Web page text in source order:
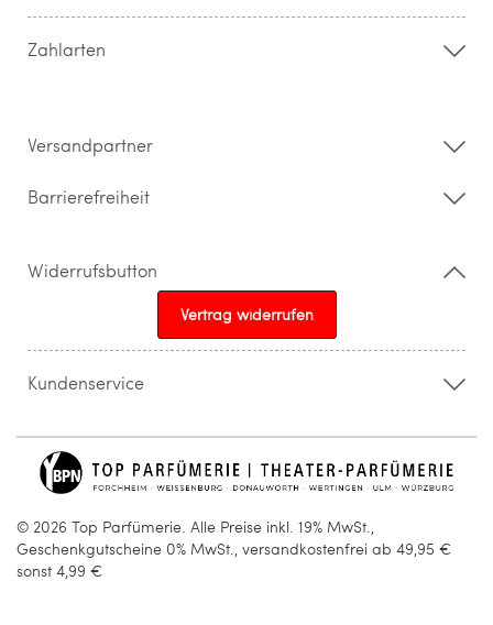
Widerrufsrecht & Rückgabebedingungen
Zahlarten
Versandpartner
Barrierefreiheit
Widerrufsbutton
Vertrag widerrufen
Kundenservice
info@topparfuemerie.de
© 2026 Top Parfümerie. Alle Preise inkl. 19% MwSt.,
Geschenkgutscheine 0% MwSt., versandkostenfrei ab 49,95 €
sonst 4,99 €